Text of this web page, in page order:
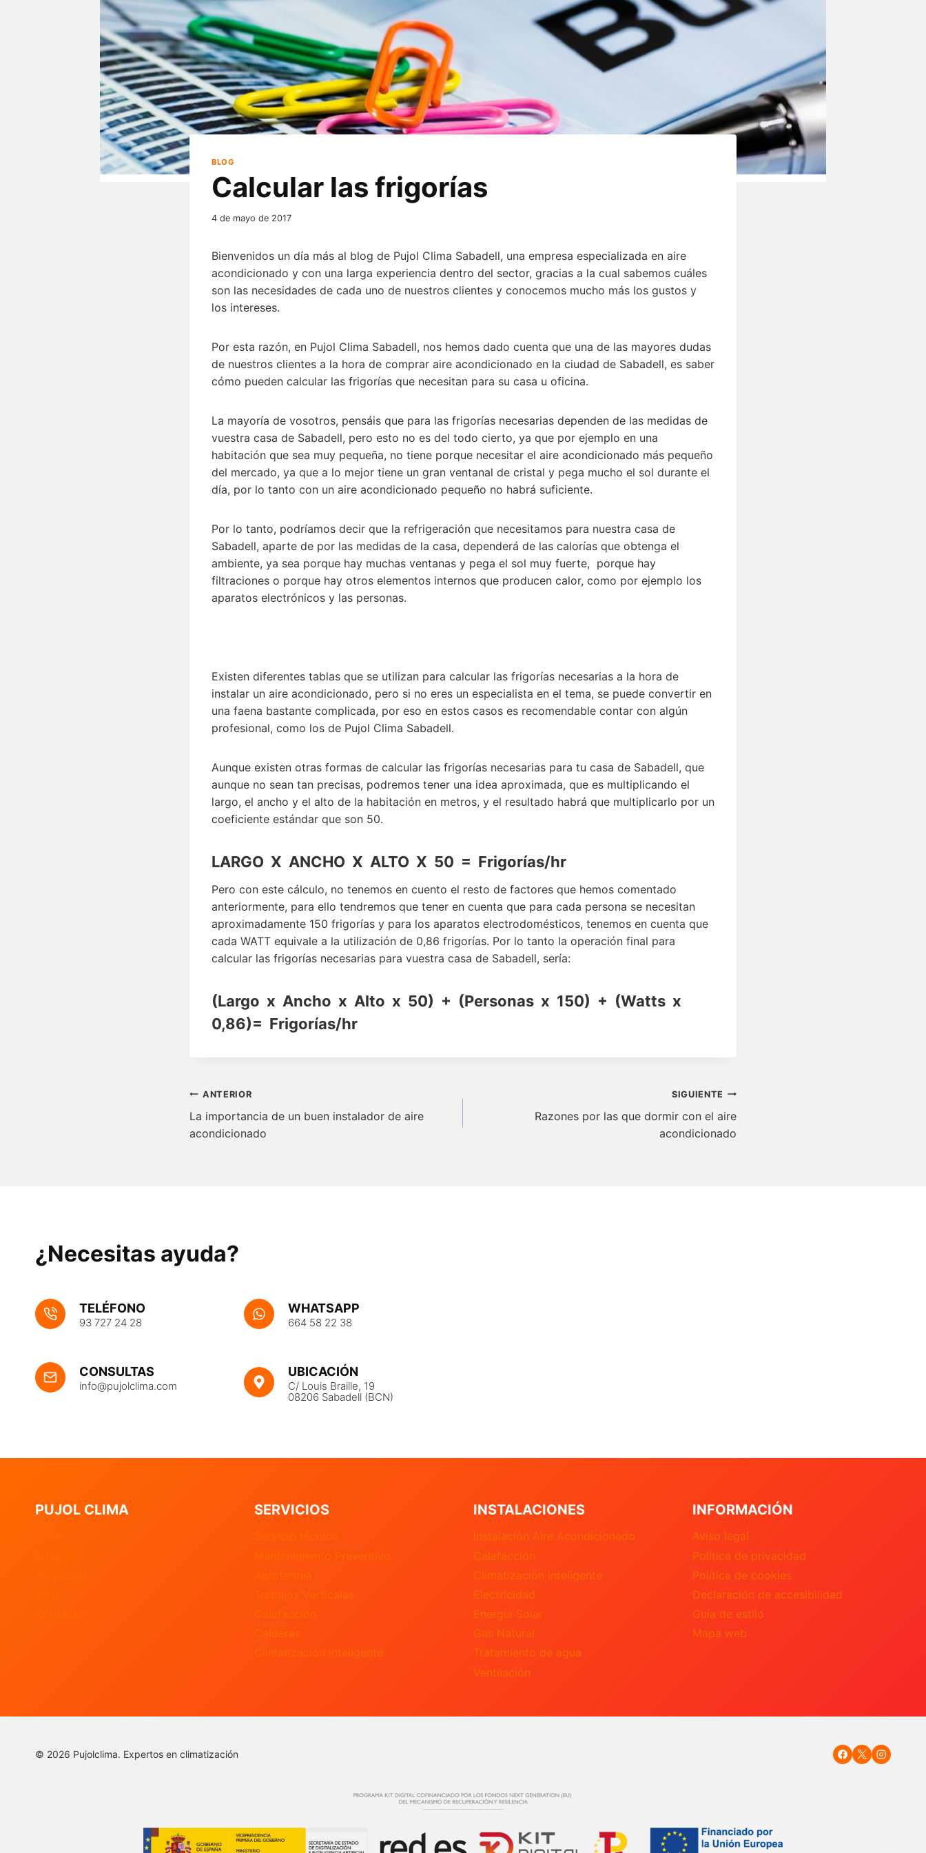
BLOG
Calcular las frigorías
4 de mayo de 2017
Bienvenidos un día más al blog de Pujol Clima Sabadell, una empresa especializada en aire
acondicionado y con una larga experiencia dentro del sector, gracias a la cual sabemos cuáles
son las necesidades de cada uno de nuestros clientes y conocemos mucho más los gustos y
los intereses.
Por esta razón, en Pujol Clima Sabadell, nos hemos dado cuenta que una de las mayores dudas
de nuestros clientes a la hora de comprar aire acondicionado en la ciudad de Sabadell, es saber
cómo pueden calcular las frigorías que necesitan para su casa u oficina.
La mayoría de vosotros, pensáis que para las frigorías necesarias dependen de las medidas de
vuestra casa de Sabadell, pero esto no es del todo cierto, ya que por ejemplo en una
habitación que sea muy pequeña, no tiene porque necesitar el aire acondicionado más pequeño
del mercado, ya que a lo mejor tiene un gran ventanal de cristal y pega mucho el sol durante el
día, por lo tanto con un aire acondicionado pequeño no habrá suficiente.
Por lo tanto, podríamos decir que la refrigeración que necesitamos para nuestra casa de
Sabadell, aparte de por las medidas de la casa, dependerá de las calorías que obtenga el
ambiente, ya sea porque hay muchas ventanas y pega el sol muy fuerte, porque hay
filtraciones o porque hay otros elementos internos que producen calor, como por ejemplo los
aparatos electrónicos y las personas.
Existen diferentes tablas que se utilizan para calcular las frigorías necesarias a la hora de
instalar un aire acondicionado, pero si no eres un especialista en el tema, se puede convertir en
una faena bastante complicada, por eso en estos casos es recomendable contar con algún
profesional, como los de Pujol Clima Sabadell.
Aunque existen otras formas de calcular las frigorías necesarias para tu casa de Sabadell, que
aunque no sean tan precisas, podremos tener una idea aproximada, que es multiplicando el
largo, el ancho y el alto de la habitación en metros, y el resultado habrá que multiplicarlo por un
coeficiente estándar que son 50.
LARGO X ANCHO X ALTO X 50 = Frigorías/hr
Pero con este cálculo, no tenemos en cuento el resto de factores que hemos comentado
anteriormente, para ello tendremos que tener en cuenta que para cada persona se necesitan
aproximadamente 150 frigorías y para los aparatos electrodomésticos, tenemos en cuenta que
cada WATT equivale a la utilización de 0,86 frigorías. Por lo tanto la operación final para
calcular las frigorías necesarias para vuestra casa de Sabadell, sería:
(Largo x Ancho x Alto x 50) + (Personas x 150) + (Watts x
0,86)= Frigorías/hr
Navegación
de
entradas
ANTERIOR
La importancia de un buen instalador de aire
acondicionado
SIGUIENTE
Razones por las que dormir con el aire
acondicionado
¿Necesitas ayuda?
TELÉFONO
93 727 24 28
WHATSAPP
664 58 22 38
CONSULTAS
info@pujolclima.com
UBICACIÓN
C/ Louis Braille, 19
08206 Sabadell (BCN)
PUJOL CLIMA SERVICIOS
Mantenimiento Preventivo
Aerotermia
Trabajos Verticales
Calefacción
Calderas
Climatización inteligente
INSTALACIONES
Instalación Aire Acondicionado
Calefacción
Climatización inteligente
Electricidad
Energía Solar
Gas Natural
Tratamiento de agua
Ventilación
INFORMACIÓN
Aviso legal
Política de privacidad
Política de cookies
Declaración de accesibilidad
Guía de estilo
Mapa web
© 2026 Pujolclima. Expertos en climatización